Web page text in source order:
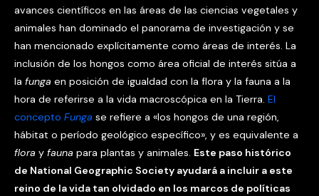
avances científicos en las áreas de las ciencias vegetales y
animales han dominado el panorama de investigación y se
han mencionado explícitamente como áreas de interés. La
inclusión de los hongos como área oficial de interés sitúa a
la funga en posición de igualdad con la flora y la fauna a la
hora de referirse a la vida macroscópica en la Tierra. El
concepto Funga se refiere a «los hongos de una región,
hábitat o período geológico específico», y es equivalente a
flora y fauna para plantas y animales. Este paso histórico
de National Geographic Society ayudará a incluir a este
reino de la vida tan olvidado en los marcos de políticas